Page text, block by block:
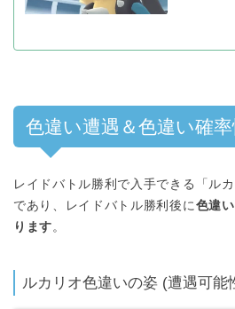
色違い遭遇＆色違い確率
レイドバトル勝利で入手できる「ル
であり、レイドバトル勝利後に色違
ります。
ルカリオ色違いの姿 (遭遇可能